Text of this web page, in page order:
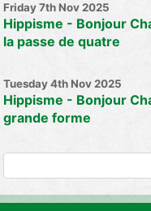
Friday 7th Nov 2025
Hippisme - Bonjour
la passe de quatre
Tuesday 4th Nov 2025
Hippisme - Bonjour
grande forme